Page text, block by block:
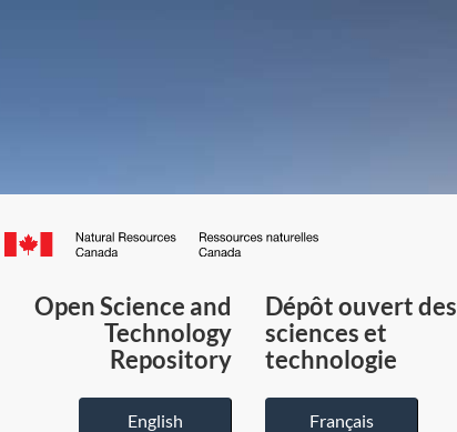
Canada.ca
du
Canada
Open Science and
Technology
Repository
English
Dépôt ouvert des
sciences et
technologie
Français